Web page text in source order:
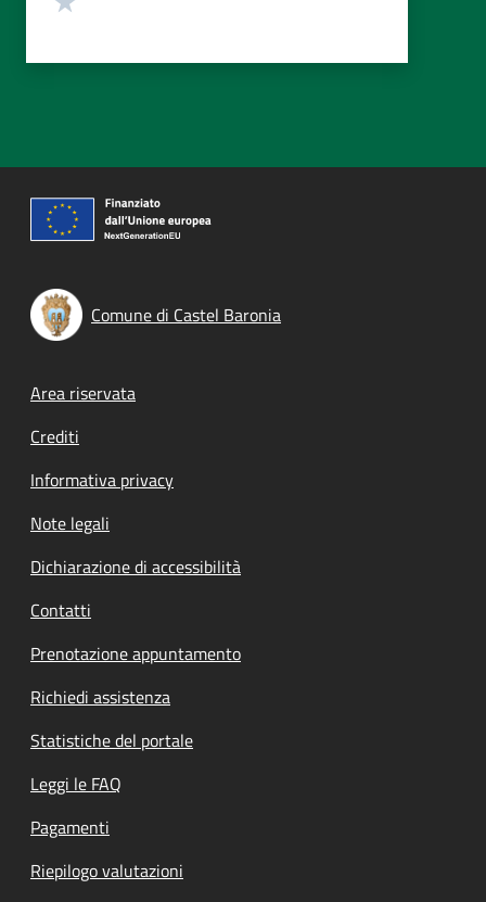
Comune di Castel Baronia
Footer menu
Area riservata
Crediti
Informativa privacy
Note legali
Dichiarazione di accessibilità
Contatti
Prenotazione appuntamento
Richiedi assistenza
Statistiche del portale
Leggi le FAQ
Pagamenti
Riepilogo valutazioni